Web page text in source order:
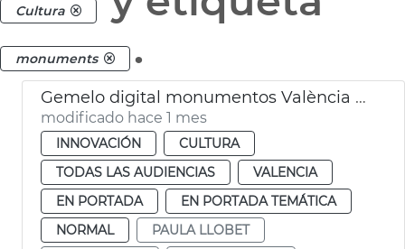
Cultura
monuments .
Gemelo digital monumentos València móvil realidad aumentada
modificado hace 1 mes
INNOVACIÓN
CULTURA
TODAS LAS AUDIENCIAS
VALENCIA
EN PORTADA
EN PORTADA TEMÁTICA
NORMAL
PAULA LLOBET